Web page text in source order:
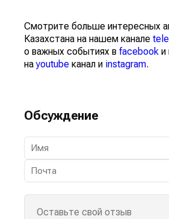
Смотрите больше интересных
Казахстана на нашем канале
о важных событиях в facebook и
наyoutube канал и instagram.
Обсуждение